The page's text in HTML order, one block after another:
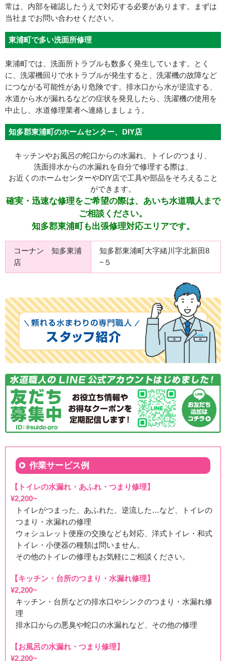
常は、内部を確認したうえで対応する必要があります。まずは
当社までお問い合わせください。
東浦町で多い洗面所修理
東浦町では、洗面所トラブルも数多く発生しています。とく
に、洗濯機回りで水トラブルが発生すると、洗濯機の故障など
につながる可能性があり危険です。排水口から水が逆流する、
水道から水が漏れるなどの症状を発見したら、洗濯機の使用を
中止し、水道修理業者へ連絡しましょう。
知多郡東浦町のホームセンター、DIY店
キッチンやお風呂の蛇口からの水漏れ、トイレのつまり、
洗面排水からの水漏れを自分で修理する際は、
お近くのホームセンターやDIY店で工具や部品をそろえること
ができます。
確実・迅速な修理をご希望の際は、あいち水道職人まで
ご相談ください。
知多郡東浦町も出張修理対応エリアです。
コーナン 知多東浦
店
知多郡東浦町大字緒川字北新田8
−５
作業サービス例
【トイレの水漏れ・あふれ・つまり修理】
¥2,200~
トイレがつまった、あふれた、逆流した…など、トイレの
つまり・水漏れの修理
ウォシュレット便座の交換なども対応、洋式トイレ・和式
トイレ・小便器の種類は問いません。
その他のトイレの修理もお気軽にご相談ください。
【キッチン・台所のつまり・水漏れ修理】
¥2,200~
キッチン・台所などの排水口やシンクのつまり・水漏れ修
理
排水口からの悪臭や蛇口の水漏れなど、その他の修理
【お風呂の水漏れ・つまり修理】
¥2,200~